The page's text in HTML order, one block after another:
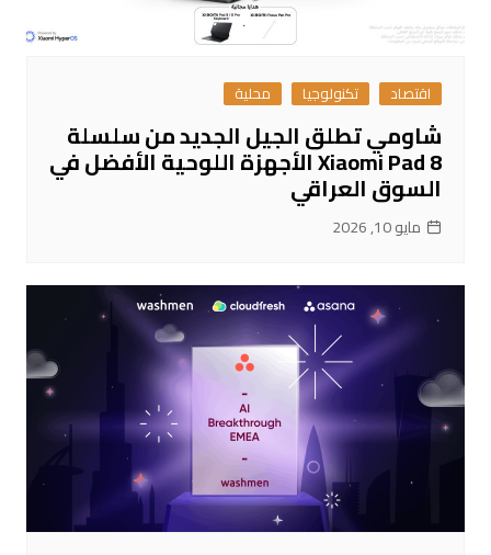
اقتصاد تكنولوجيا محلية
شاومي تطلق الجيل الجديد من سلسلة
Xiaomi Pad 8 الأجهزة اللوحية الأفضل في
السوق العراقي
مايو 10, 2026